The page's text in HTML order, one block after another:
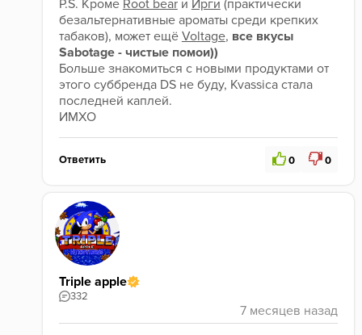
поставить рука не поднимается. Курите хорошие
табаки и не покупайте Sabotage))
P.S. Кроме Root bear и Ирги (практически
безальтернативные ароматы среди крепких
табаков), может ещё Voltage, все вкусы
Sabotage - чистые помои))
Больше знакомиться с новыми продуктами от
этого суббренда DS не буду, Kvassica стала
последней каплей.
ИМХО
Ответить 0 0
Triple apple
332